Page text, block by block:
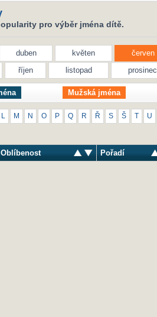
pro výběr jména dítě.
duben květen
červen
říjen listopad prosinec
Mužská jména
M N O P Q R Ř S Š T U
Oblíbenost Pořadí